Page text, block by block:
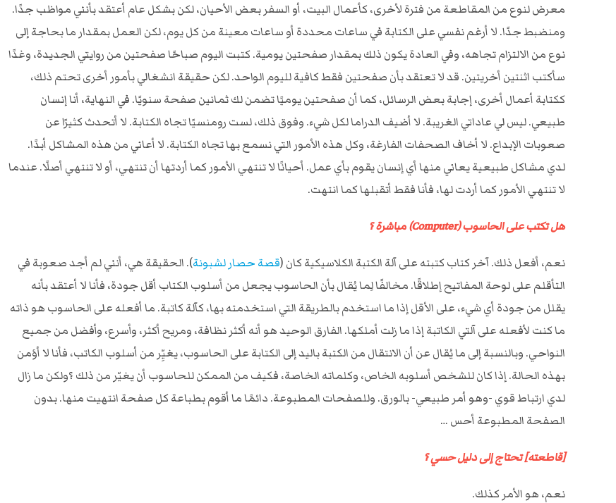
معرض لنوع من المقاطعة من فترة لأخرى، كأعمال البيت، أو السفر بعض الأحيان، لكن بشكل عام أعتقد بأنني مواظب جدًا.
ومنضبط جدًا. لا أرغم نفسي على الكتابة في ساعات محددة أو ساعات معينة من كل يوم، لكن العمل بمقدار ما بحاجة إلى
نوع من الالتزام تجاهه، وفي العادة يكون ذلك بمقدار صفحتين يومية. كتبت اليوم صباحًا صفحتين من روايتي الجديدة، وغدًا
سأكتب اثنتين أخريتين. قد لا تعتقد بأن صفحتين فقط كافية لليوم الواحد. لكن حقيقة انشغالي بأمور أخرى تحتم ذلك،
ككتابة أعمال أخرى، إجابة بعض الرسائل، كما أن صفحتين يوميًا تضمن لك ثمانين صفحة سنويًا. في النهاية، أنا إنسان
طبيعي. ليس لي عاداتي الغريبة. لا أضيف الدراما لكل شيء. وفوق ذلك، لست رومنسيًا تجاه الكتابة. لا أتحدث كثيرًا عن
صعوبات الإبداع. لا أخاف الصحفات الفارغة، وكل هذه الأمور التي نسمع بها تجاه الكتابة. لا أعاني من هذه المشاكل أبدًا.
لدي مشاكل طبيعية يعاني منها أي إنسان يقوم بأي عمل. أحيانًا لا تنتهي الأمور كما أردتها أن تنتهي، أو لا تنتهي أصلًا. عندما
لا تنتهي الأمور كما أردت لها، فأنا فقط أتقبلها كما انتهت.
هل تكتب على الحاسوب (Computer) مباشرة ؟
نعم، أفعل ذلك. آخر كتاب كتبته على آلة الكتبة الكلاسيكية كان (قصة حصار لشبونة). الحقيقة هي، أنني لم أجد صعوبة في
التأقلم على لوحة المفاتيح إطلاقًا. مخالفًا لِما يُقال بأن الحاسوب يجعل من أسلوب الكتاب أقل جودة، فأنا لا أعتقد بأنه
يقلل من جودة أي شيء، على الأقل إذا ما استخدم بالطريقة التي استخدمته بها، كآلة كاتبة. ما أفعله على الحاسوب هو ذاته
ما كنت لأفعله على آلتي الكاتبة إذا ما زلت أملكها. الفارق الوحيد هو أنه أكثر نظافة، ومريح أكثر، وأسرع، وأفضل من جميع
النواحي. وبالنسبة إلى ما يُقال عن أن الانتقال من الكتبة باليد إلى الكتابة على الحاسوب، يغيِّر من أسلوب الكاتب، فأنا لا أؤمن
بهذه الحالة. إذا كان للشخص أسلوبه الخاص، وكلماته الخاصة، فكيف من الممكن للحاسوب أن يغيّر من ذلك ؟ولكن ما زال
لدي ارتباط قوي -وهو أمر طبيعي- بالورق. وللصفحات المطبوعة. دائمًا ما أقوم بطباعة كل صفحة انتهيت منها. بدون
الصفحة المطبوعة أحس …
[قاطعته] تحتاج إلى دليل حسي ؟
نعم، هو الأمر كذلك.